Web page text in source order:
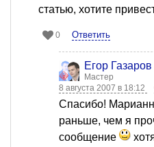
статью, хотите
0 Ответить
Егор Газаров
Мастер
8 августа 2007 в 18:12
Спасибо!
раньше, чем я
сообщение